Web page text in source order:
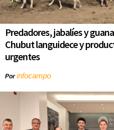
Predadores, jabalíes y
Chubut languidece y
urgentes
Porinfocampo